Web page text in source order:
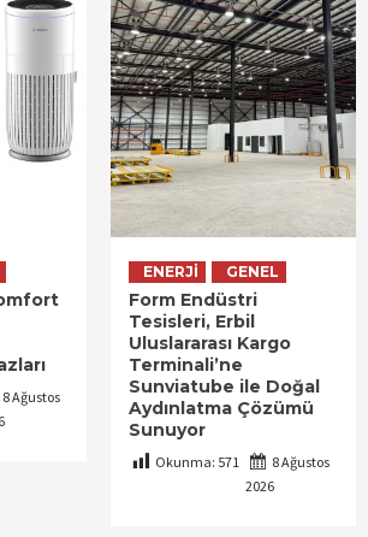
8 Ağustos
ENERJI GENEL
Form Endüstri
Tesisleri, Erbil
Uluslararası Kargo
Terminali’ne
Sunviatube ile Doğal
Aydınlatma Çözümü
Sunuyor
Okunma: 571
8 Ağustos
2026